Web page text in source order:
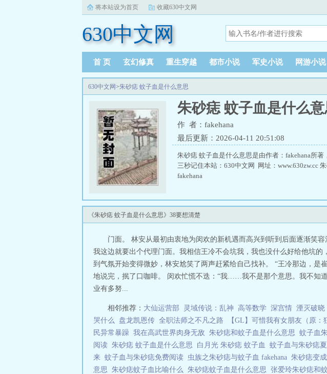
将本站设为首页 收藏630中文网
630中文网
首 页 玄幻修真 重生穿越 都市小说 军史小说 网游小说
630中文网>朱砂痣 蚊子血是什么意思
朱砂痣 蚊子血是什么
作 者：fakehana
最后更新：2026-04-11 20:51:08
朱砂痣 蚊子血是什么意思是由作者：fakehana所
三秒记住本站：630中文网 网址：www.630zw.cc
fakehana
《朱砂痣 蚊子血是什么意思》38要想清楚
门面。 林安从最初由衷地为闵欢的新机遇而高兴到听到后面逐渐笑
我这边就要出个代理门面。我相信王冷不会坑我，我也没什么好给他坑
到气氛开始变得微妙，林安尬笑了两声赶紧给自己找补。 “王冷那边，是
地说完，抿了口咖啡。 闵欢忙慌不迭：“我……我不是那个意思。我不知
业有多努...
相邻推荐： 大仙运营部 灵域传说：乱神 高等数学 深宫情 湮灭破晓
哭什么
盘龙凯恩传 全职法师之不凡之路 【GL】可惜我有女朋友（原：
民异常暴躁 我在高武世界肉身无敌 朱砂痣和蚊子血是什么意思 蚊子血
阅读 朱砂痣 蚊子血是什么意思 白月光 朱砂痣 蚊子血 蚊子血与朱砂痣
来 蚊子血与朱砂痣免费阅读 虫族之朱砂痣与蚊子血 fakehana 朱砂痣变
意思 朱砂痣蚊子血比喻什么 朱砂痣蚊子血是什么意思 张爱玲朱砂痣和